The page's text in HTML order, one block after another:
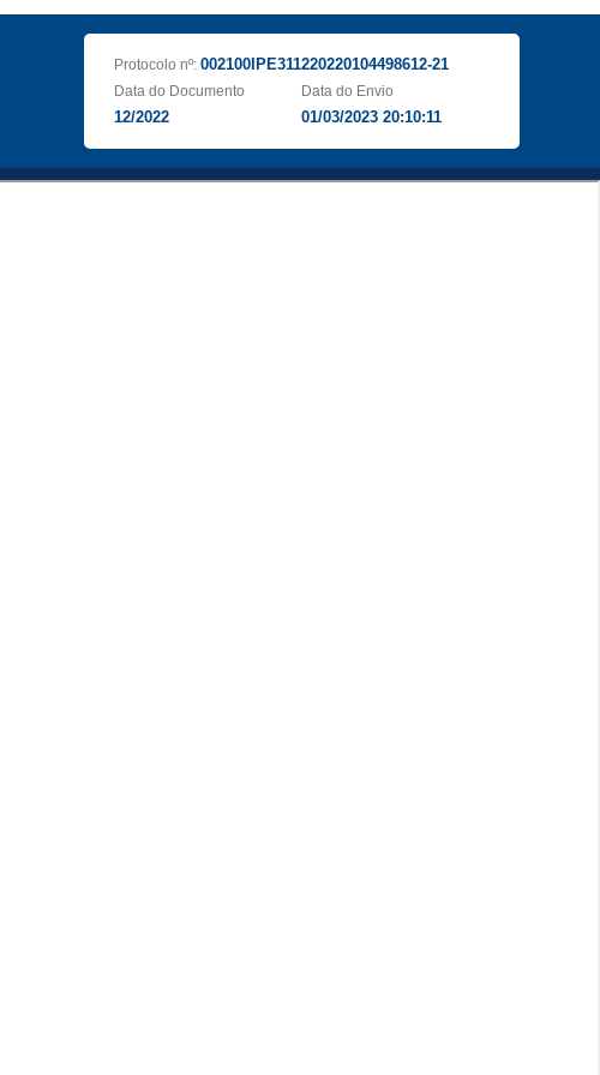
Protocolo nº: 002100IPE311220220104498612-21
Data do Documento
12/2022
Data do Envio
01/03/2023 20:10:11